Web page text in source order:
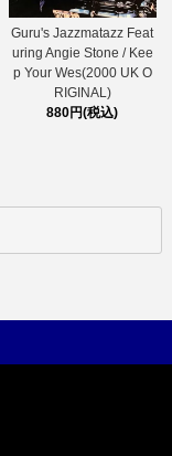
Guru's Jazzmatazz Feat
uring Angie Stone / Kee
p Your Wes(2000 UK O
RIGINAL)
880円(税込)